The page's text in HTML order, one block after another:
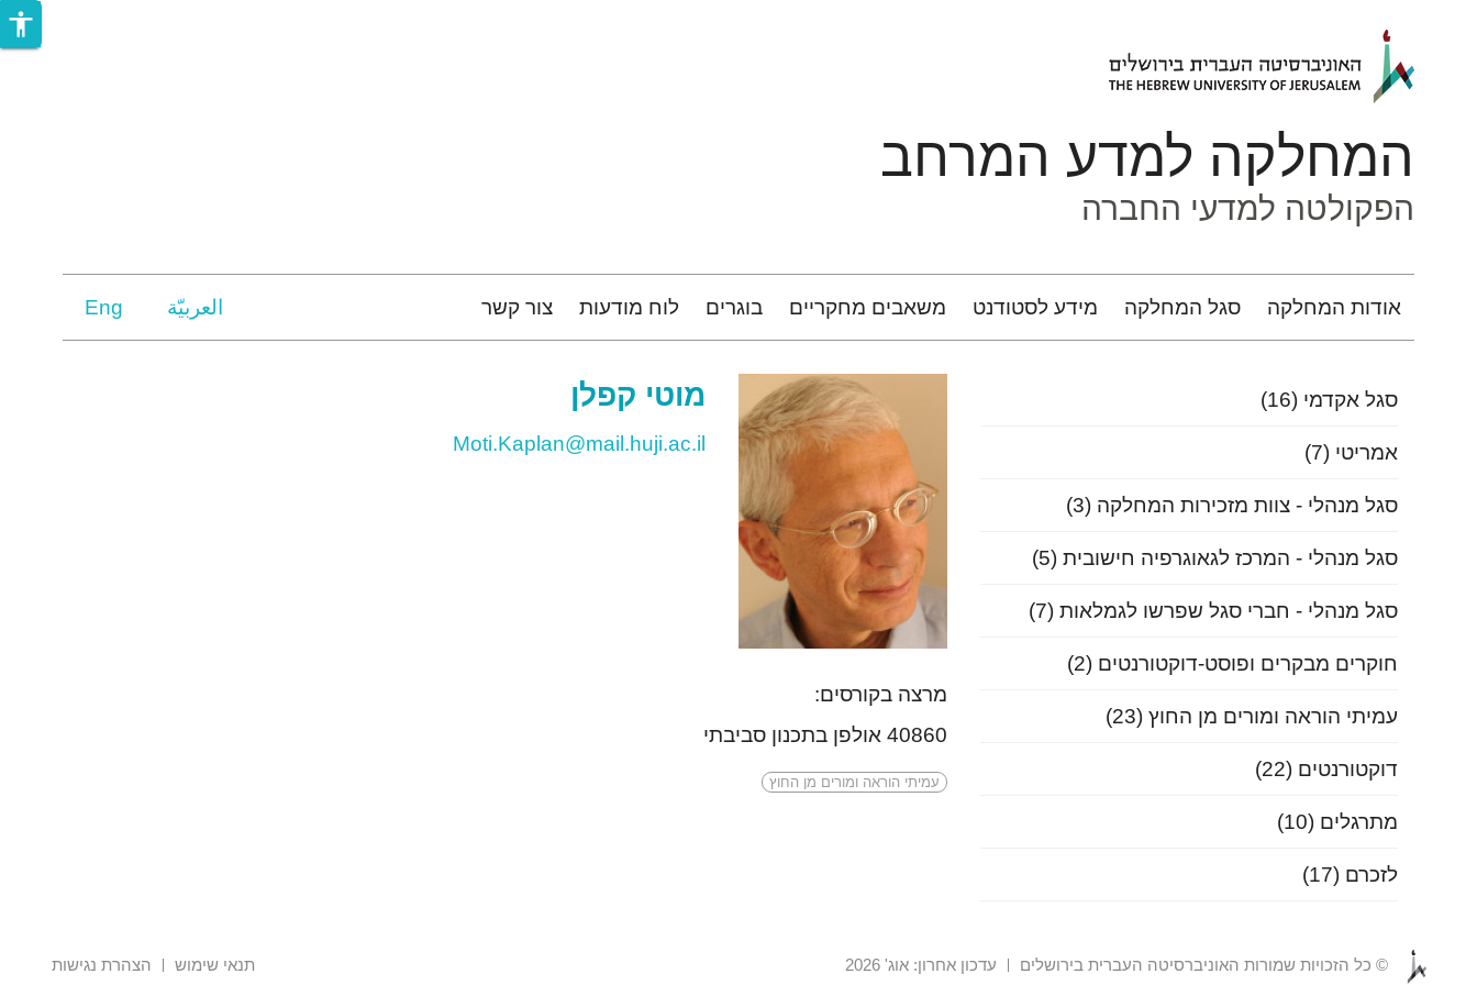
המחלקה למדע המרחב
הפקולטה למדעי החברה
אודות המחלקה סגל המחלקה מידע לסטודנט משאבים מחקריים בוגרים לוח מודעות צור קשר العربيّة Eng
accessibility
סגל אקדמי (16)
אמריטי (7)
סגל מנהלי - צוות מזכירות המחלקה (3)
סגל מנהלי - המרכז לגאוגרפיה חישובית (5)
סגל מנהלי - חברי סגל שפרשו לגמלאות (7)
חוקרים מבקרים ופוסט-דוקטורנטים (2)
עמיתי הוראה ומורים מן החוץ (23)
דוקטורנטים (22)
מתרגלים (10)
לזכרם (17)
מוטי קפלן
Moti.Kaplan@mail.huji.ac.il
מרצה בקורסים:
40860 אולפן בתכנון סביבתי
עמיתי הוראה ומורים מן החוץ
© כל הזכויות שמורות האוניברסיטה העברית בירושלים עדכון אחרון: אוג' 2026 תנאי שימוש הצהרת נגישות